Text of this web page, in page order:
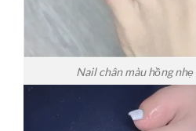
Nail chân màu hồng